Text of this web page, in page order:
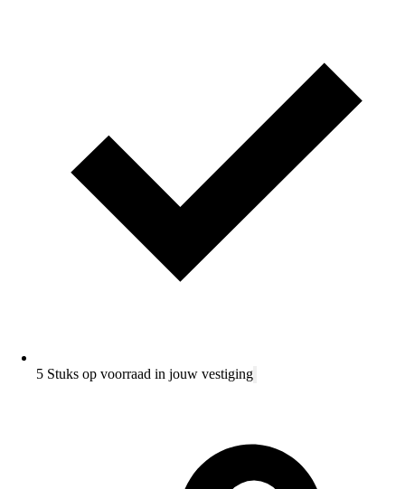
5 Stuks op voorraad in jouw vestiging